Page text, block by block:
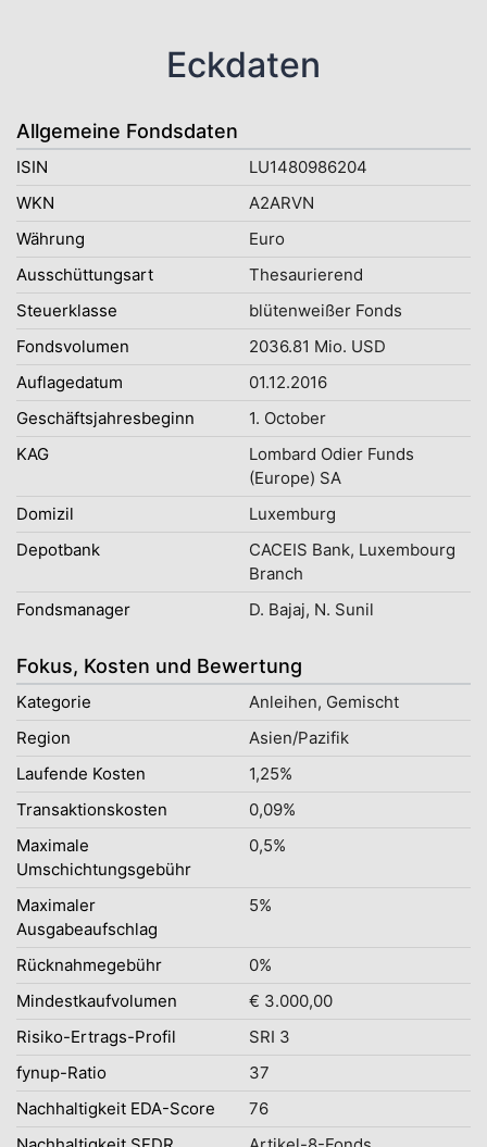
Eckdaten
Allgemeine Fondsdaten
ISIN
LU1480986204
WKN
A2ARVN
Währung
Euro
Ausschüttungsart
Thesaurierend
Steuerklasse
blütenweißer Fonds
Fondsvolumen
2036.81 Mio. USD
Auflagedatum
01.12.2016
Geschäftsjahresbeginn
1. October
KAG
Lombard Odier Funds
(Europe) SA
Domizil
Luxemburg
Depotbank
CACEIS Bank, Luxembourg
Branch
Fondsmanager
D. Bajaj, N. Sunil
Fokus, Kosten und Bewertung
Kategorie
Anleihen, Gemischt
Region
Asien/Pazifik
Laufende Kosten
1,25%
Transaktionskosten
0,09%
Maximale
Umschichtungsgebühr
0,5%
Maximaler
Ausgabeaufschlag
5%
Rücknahmegebühr
0%
Mindestkaufvolumen
€ 3.000,00
Risiko-Ertrags-Profil
SRI 3
fynup-Ratio
37
Nachhaltigkeit EDA-Score
76